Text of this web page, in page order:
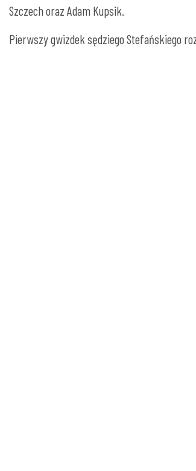
Szczech oraz Adam Kupsik.
Pierwszy gwizdek sędziego Stefańskiego